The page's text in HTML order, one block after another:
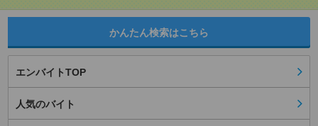
かんたん検索はこちら
エンバイトTOP
人気のバイト